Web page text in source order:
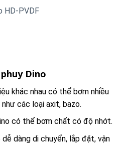
Dino
khác nhau có thể bơm nhiều
các loại axit, bazo.
có thể bơm chất có độ nhớt.
dàng di chuyển, lắp đặt, vận